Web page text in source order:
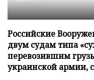
Российские
двум судам типа
перевозившим
украинской армии,